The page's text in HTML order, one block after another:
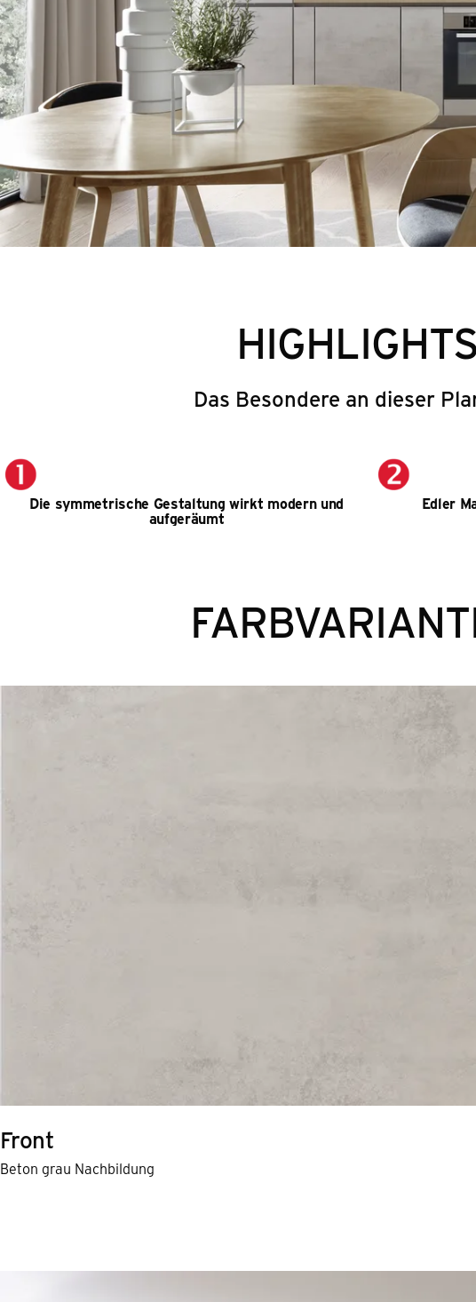
HIGHLIGHTS
Das Besondere an dieser
Die symmetrische Gestaltung wirkt modern und
aufgeräumt
Edler
Front
Beton grau Nachbildung